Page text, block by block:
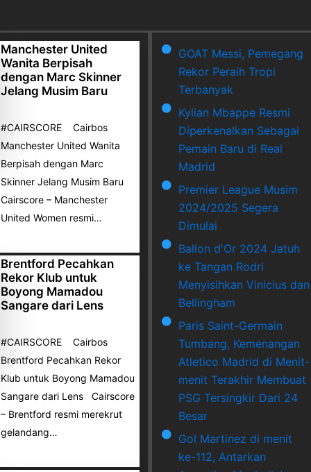
Manchester United
Wanita Berpisah
dengan Marc Skinner
Jelang Musim Baru
#CAIRSCORE Cairbos
Manchester United Wanita
Berpisah dengan Marc
Skinner Jelang Musim Baru
Cairscore – Manchester
United Women resmi…
Brentford Pecahkan
Rekor Klub untuk
Boyong Mamadou
Sangare dari Lens
#CAIRSCORE Cairbos
Brentford Pecahkan Rekor
Klub untuk Boyong Mamadou
Sangare dari Lens Cairscore
– Brentford resmi merekrut
gelandang…
GOAT Messi, Pemegang
Rekor Peraih Tropi
Terbanyak
Kylian Mbappe Resmi
Diperkenalkan Sebagai
Pemain Baru di Real
Madrid
Premier League Musim
2024/2025 Segera
Dimulai
Ballon d'Or 2024 Jatuh
ke Tangan Rodri
Menyisihkan Vinicius dan
Bellingham
Paris Saint-Germain
Tumbang, Kemenangan
Atletico Madrid di Menit-
menit Terakhir Membuat
PSG Tersingkir Dari 24
Besar
Gol Martinez di menit
ke-112, Antarkan